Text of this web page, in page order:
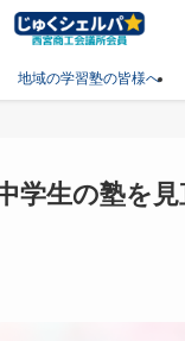
地域の学習塾の皆様へ
学生の塾を